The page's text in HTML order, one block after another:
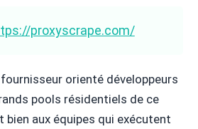
proxyscrape.com/
orienté développeurs
pools résidentiels de ce
bien aux équipes qui exécutent